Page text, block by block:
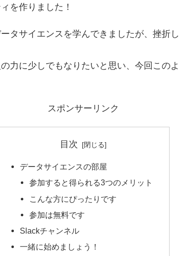
を作りました！
タサイエンスを学んできましたが、挫折
力に少しでもなりたいと思い、今回この
スポンサーリンク
目次
データサイエンスの部屋
参加すると得られる3つのメリット
こんな方にぴったりです
参加は無料です
Slackチャンネル
一緒に始めましょう！